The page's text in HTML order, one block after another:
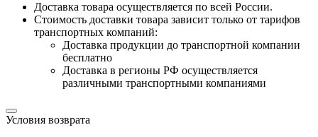
Доставка товара осуществляется по всей России.
Cтоимость доставки товара зависит только от тарифов
транспортных компаний:
Доставка продукции до транспортной компании
бесплатно
Доставка в регионы РФ осуществляется
различными транспортными компаниями
Условия возврата